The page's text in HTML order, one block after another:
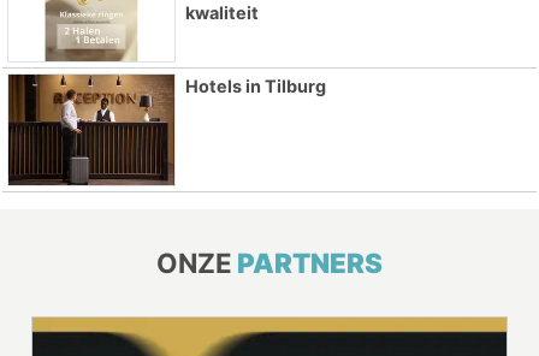
kwaliteit
Hotels in Tilburg
ONZE PARTNERS